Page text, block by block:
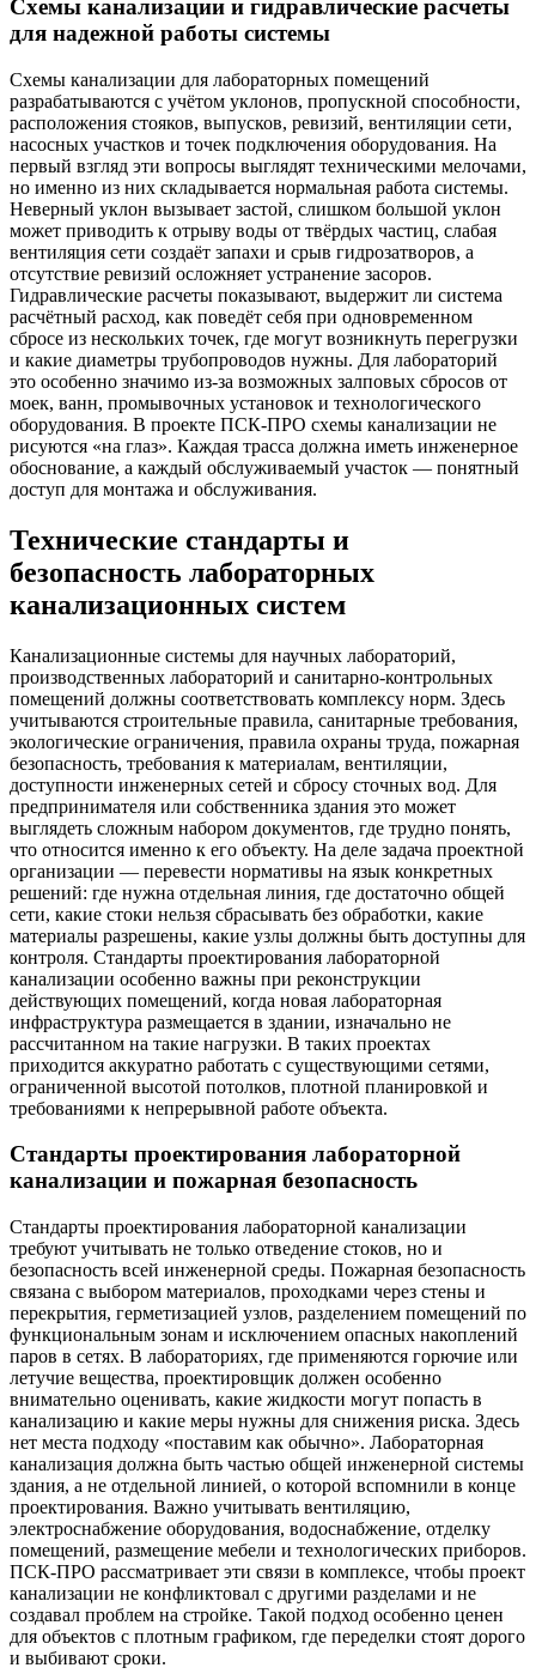
Схемы канализации и гидравлические расчеты
для надежной работы системы
Схемы канализации для лабораторных помещений
разрабатываются с учётом уклонов, пропускной способности,
расположения стояков, выпусков, ревизий, вентиляции сети,
насосных участков и точек подключения оборудования. На
первый взгляд эти вопросы выглядят техническими мелочами,
но именно из них складывается нормальная работа системы.
Неверный уклон вызывает застой, слишком большой уклон
может приводить к отрыву воды от твёрдых частиц, слабая
вентиляция сети создаёт запахи и срыв гидрозатворов, а
отсутствие ревизий осложняет устранение засоров.
Гидравлические расчеты показывают, выдержит ли система
расчётный расход, как поведёт себя при одновременном
сбросе из нескольких точек, где могут возникнуть перегрузки
и какие диаметры трубопроводов нужны. Для лабораторий
это особенно значимо из-за возможных залповых сбросов от
моек, ванн, промывочных установок и технологического
оборудования. В проекте ПСК-ПРО схемы канализации не
рисуются «на глаз». Каждая трасса должна иметь инженерное
обоснование, а каждый обслуживаемый участок — понятный
доступ для монтажа и обслуживания.
Технические стандарты и
безопасность лабораторных
канализационных систем
Канализационные системы для научных лабораторий,
производственных лабораторий и санитарно-контрольных
помещений должны соответствовать комплексу норм. Здесь
учитываются строительные правила, санитарные требования,
экологические ограничения, правила охраны труда, пожарная
безопасность, требования к материалам, вентиляции,
доступности инженерных сетей и сбросу сточных вод. Для
предпринимателя или собственника здания это может
выглядеть сложным набором документов, где трудно понять,
что относится именно к его объекту. На деле задача проектной
организации — перевести нормативы на язык конкретных
решений: где нужна отдельная линия, где достаточно общей
сети, какие стоки нельзя сбрасывать без обработки, какие
материалы разрешены, какие узлы должны быть доступны для
контроля. Стандарты проектирования лабораторной
канализации особенно важны при реконструкции
действующих помещений, когда новая лабораторная
инфраструктура размещается в здании, изначально не
рассчитанном на такие нагрузки. В таких проектах
приходится аккуратно работать с существующими сетями,
ограниченной высотой потолков, плотной планировкой и
требованиями к непрерывной работе объекта.
Стандарты проектирования лабораторной
канализации и пожарная безопасность
Стандарты проектирования лабораторной канализации
требуют учитывать не только отведение стоков, но и
безопасность всей инженерной среды. Пожарная безопасность
связана с выбором материалов, проходками через стены и
перекрытия, герметизацией узлов, разделением помещений по
функциональным зонам и исключением опасных накоплений
паров в сетях. В лабораториях, где применяются горючие или
летучие вещества, проектировщик должен особенно
внимательно оценивать, какие жидкости могут попасть в
канализацию и какие меры нужны для снижения риска. Здесь
нет места подходу «поставим как обычно». Лабораторная
канализация должна быть частью общей инженерной системы
здания, а не отдельной линией, о которой вспомнили в конце
проектирования. Важно учитывать вентиляцию,
электроснабжение оборудования, водоснабжение, отделку
помещений, размещение мебели и технологических приборов.
ПСК-ПРО рассматривает эти связи в комплексе, чтобы проект
канализации не конфликтовал с другими разделами и не
создавал проблем на стройке. Такой подход особенно ценен
для объектов с плотным графиком, где переделки стоят дорого
и выбивают сроки.